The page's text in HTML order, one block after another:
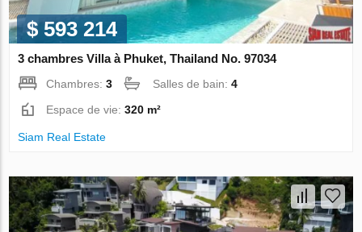
$ 593 214
3 chambres Villa à Phuket, Thailand No. 97034
Chambres:3 Salles de bain:4
Espace de vie:320 m²
Siam Real Estate